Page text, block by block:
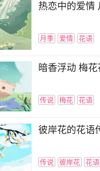
热恋中的爱情
月季 爱情 花语
暗香浮动 梅
传说 梅花 花语
彼岸花的花语
传说 彼岸花 花语